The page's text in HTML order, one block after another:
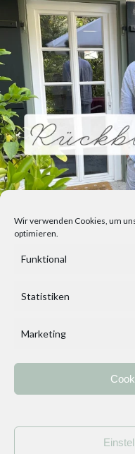
Wir verwenden Cookies, um
optimieren.
Funktional
Statistiken
Marketing
Impressum